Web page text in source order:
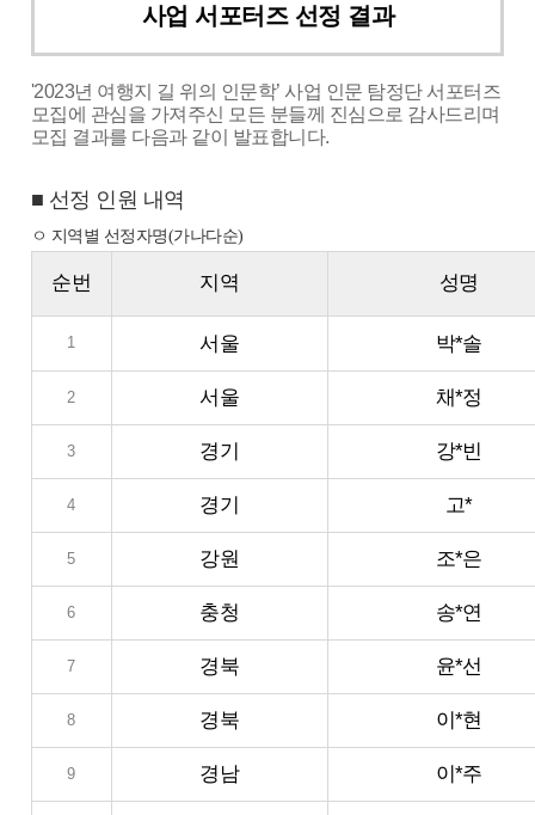
사업 서포터즈 선정 결과
'2023년 여행지 길 위의 인문학’ 사업 인문 탐정단 서포터즈
모집에 관심을 가져주신 모든 분들께 진심으로 감사드리며
모집 결과를 다음과 같이 발표합니다.
■ 선정 인원 내역
ㅇ 지역별 선정자명(가나다순)
순번 지역 성명
1 서울 박*솔
2 서울 채*정
3 경기 강*빈
4 경기 고*
5 강원 조*은
6 충청 송*연
7 경북 윤*선
8 경북 이*현
9 경남 이*주